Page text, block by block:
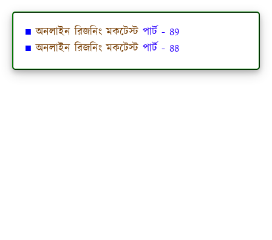
■অনলাইন রিজনিং মকটেস্ট পার্ট - 89
■অনলাইন রিজনিং মকটেস্ট পার্ট - 88